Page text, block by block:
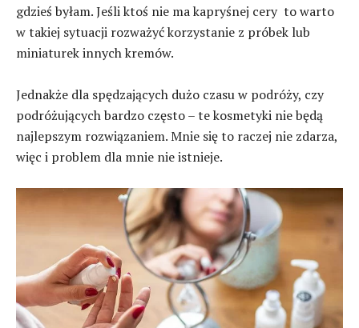
gdzieś byłam. Jeśli ktoś nie ma kapryśnej cery to warto
w takiej sytuacji rozważyć korzystanie z próbek lub
miniaturek innych kremów.
Jednakże dla spędzających dużo czasu w podróży, czy
podróżujących bardzo często – te kosmetyki nie będą
najlepszym rozwiązaniem. Mnie się to raczej nie zdarza,
więc i problem dla mnie nie istnieje.